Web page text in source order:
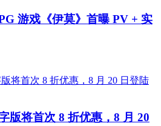
游戏《伊莫》首曝 PV + 实
版将首次 8 折优惠，8 月 20